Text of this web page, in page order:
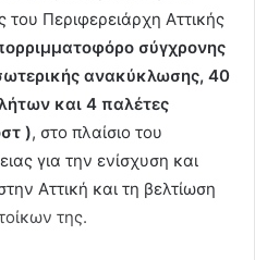
Περιφερειάρχη Αττικής
σύγχρονης
ανακύκλωσης, 40
και 4 παλέτες
), στο πλαίσιο του
για την ενίσχυση και
Αττική και τη βελτίωση
της.